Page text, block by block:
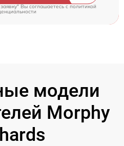
Вы соглашаетесь cполитикой
модели
Morphy